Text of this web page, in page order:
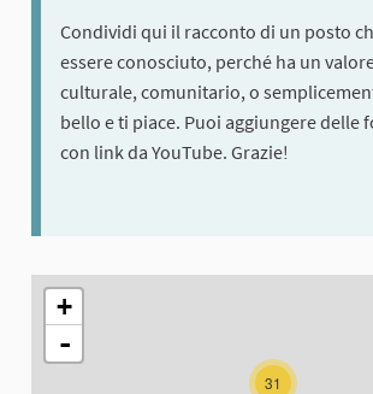
Condividi qui il racconto di un posto
essere conosciuto, perché ha un
culturale, comunitario, o
bello e ti piace. Puoi aggiungere delle
con link da YouTube. Grazie!
The following element is a map which
31
+
-